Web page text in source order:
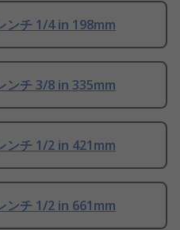
ンチ 1/4 in 198mm
ンチ 3/8 in 335mm
ンチ 1/2 in 421mm
ンチ 1/2 in 661mm